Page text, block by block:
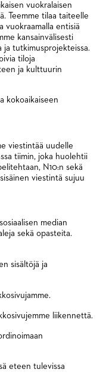
vuokralaisen
Teemme tilaa taiteelle
vuokraamalla entisiä
kansainvälisesti
ja tutkimusprojekteissa.
tiloja
ja kulttuurin
kokoaikaiseen
viestintää uudelle
tiimin, joka huolehtii
N10:n sekä
viestintä sujuu
median
sekä opasteita.
sisältöjä ja
liikennettä.
eteen tulevissa